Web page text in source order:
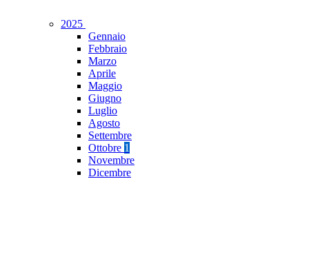
2025
Gennaio
Febbraio
Marzo
Aprile
Maggio
Giugno
Luglio
Agosto
Settembre
Ottobre 1
Novembre
Dicembre